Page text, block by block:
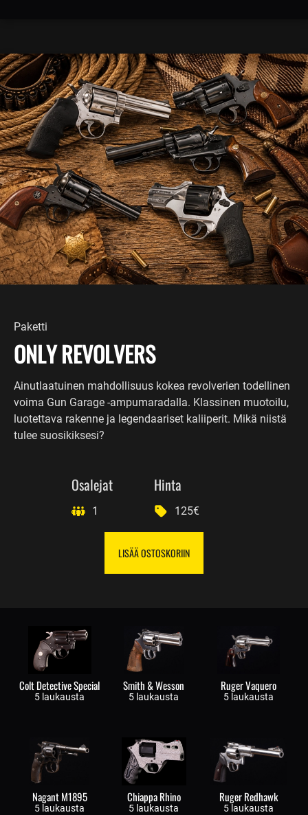
Paketti
ONLY REVOLVERS
Ainutlaatuinen mahdollisuus kokea revolverien todellinen
voima Gun Garage -ampumaradalla. Klassinen muotoilu,
luotettava rakenne ja legendaariset kaliiperit. Mikä niistä
tulee suosikiksesi?
Osalejat
1
Hinta
125€
LISÄÄ OSTOSKORIIN
Colt Detective Special
5 laukausta
Smith & Wesson
5 laukausta
Ruger Vaquero
5 laukausta
Nagant M1895
5 laukausta
Chiappa Rhino
5 laukausta
Ruger Redhawk
5 laukausta